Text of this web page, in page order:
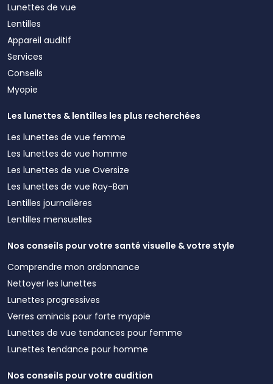
Lunettes de vue
Lentilles
Appareil auditif
Services
Conseils
Myopie
Les lunettes & lentilles les plus recherchées
Les lunettes de vue femme
Les lunettes de vue homme
Les lunettes de vue Oversize
Les lunettes de vue Ray-Ban
Lentilles journalières
Lentilles mensuelles
Nos conseils pour votre santé visuelle & votre style
Comprendre mon ordonnance
Nettoyer les lunettes
Lunettes progressives
Verres amincis pour forte myopie
Lunettes de vue tendances pour femme
Lunettes tendance pour homme
Nos conseils pour votre audition